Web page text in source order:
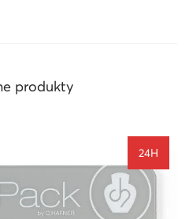
produkty
24H